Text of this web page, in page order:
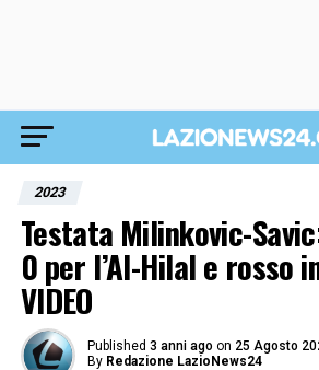
2023
Testata Milinkovic-
0 per l’Al-Hilal e rosso
VIDEO
Published 3 anni ago on 25 Agosto
By Redazione LazioNews24